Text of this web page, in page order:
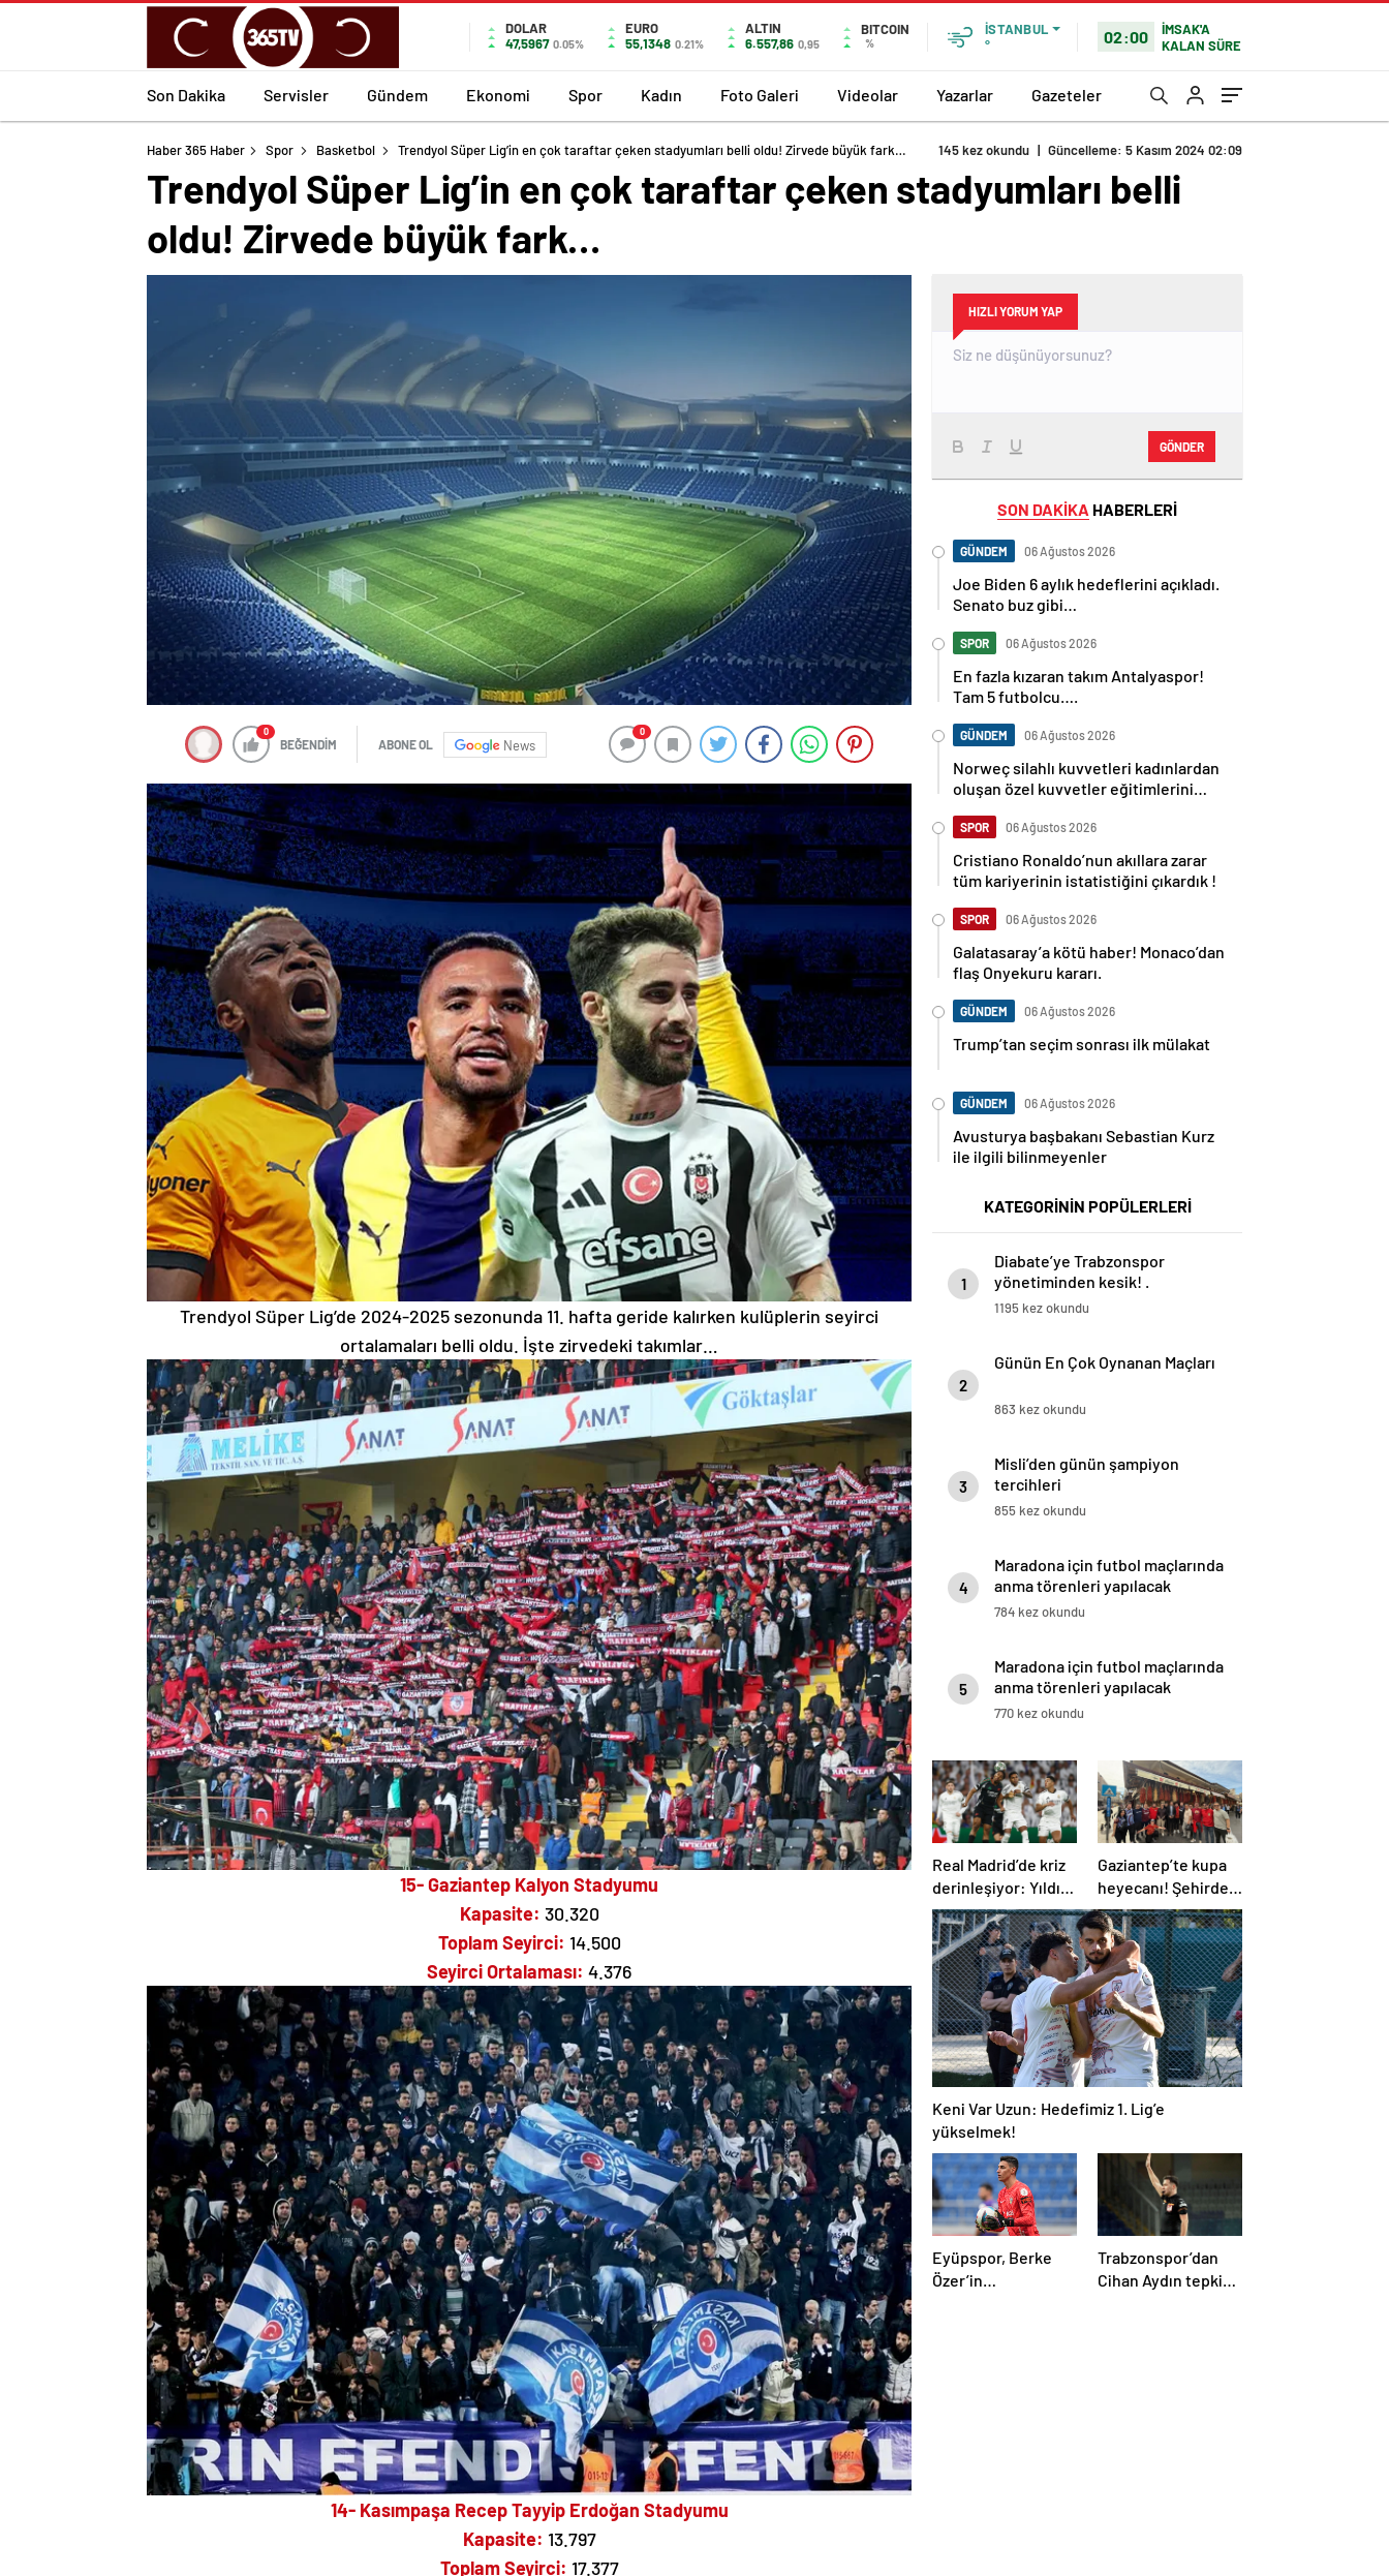
DOLAR
47,5967 0.05%
EURO
55,1348 0.21%
ALTIN
6.557,86 0,95
BITCOIN
%
İSTANBUL
°
02:00
İMSAK'A
KALAN SÜRE
Son Dakika Servisler Gündem Ekonomi Spor Kadın Foto Galeri Videolar Yazarlar Gazeteler
Haber 365 Haber Spor Basketbol Trendyol Süper Lig’in en çok taraftar çeken stadyumları belli oldu! Zirvede büyük fark…
Trendyol Süper Lig’in en çok taraftar çeken stadyumları belli
oldu! Zirvede büyük fark…
0
BEĞENDİM ABONE OL News
0
Trendyol Süper Lig’de 2024-2025 sezonunda 11. hafta geride kalırken kulüplerin seyirci
ortalamaları belli oldu. İşte zirvedeki takımlar…
15- Gaziantep Kalyon Stadyumu
Kapasite: 30.320
Toplam Seyirci: 14.500
Seyirci Ortalaması: 4.376
14- Kasımpaşa Recep Tayyip Erdoğan Stadyumu
Kapasite: 13.797
Toplam Seyirci: 17.377
HIZLI YORUM YAP
GÖNDER
SON DAKİKA HABERLERİ
GÜNDEM 06 Ağustos 2026
Joe Biden 6 aylık hedeflerini açıkladı.
Senato buz gibi…
SPOR 06 Ağustos 2026
En fazla kızaran takım Antalyaspor!
Tam 5 futbolcu….
GÜNDEM 06 Ağustos 2026
Norweç silahlı kuvvetleri kadınlardan
oluşan özel kuvvetler eğitimlerini
SPOR 06 Ağustos 2026
Cristiano Ronaldo’nun akıllara zarar
tüm kariyerinin istatistiğini çıkardık !
SPOR 06 Ağustos 2026
Galatasaray’a kötü haber! Monaco’dan
flaş Onyekuru kararı.
GÜNDEM 06 Ağustos 2026
Trump’tan seçim sonrası ilk mülakat
GÜNDEM 06 Ağustos 2026
Avusturya başbakanı Sebastian Kurz
ile ilgili bilinmeyenler
KATEGORİNİN POPÜLERLERİ
1
Diabate’ye Trabzonspor
yönetiminden kesik! .
1195 kez okundu
2
Günün En Çok Oynanan Maçları
863 kez okundu
3
Misli’den günün şampiyon
tercihleri
855 kez okundu
4
Maradona için futbol maçlarında
anma törenleri yapılacak
784 kez okundu
5
Maradona için futbol maçlarında
anma törenleri yapılacak
770 kez okundu
Real Madrid’de kriz
derinleşiyor: Yıldız
oyuncu takıma
dönmek istemiyor
Gaziantep’te kupa
heyecanı! Şehirde
taraftarlar kol kola
Keni Var Uzun: Hedefimiz 1. Lig’e
yükselmek!
Eyüpspor, Berke
Özer’in
Trabzonspor’dan
Cihan Aydın tepkisi: